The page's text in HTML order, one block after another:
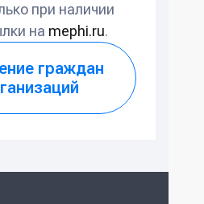
при наличии
на mephi.ru.
граждан